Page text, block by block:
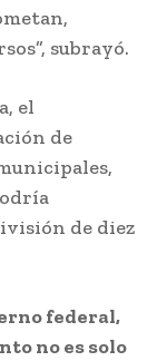
subrayó.
el
de
de diez
federal,
no es solo